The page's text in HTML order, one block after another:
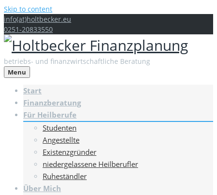
Skip to content
info(at)holtbecker.eu
0251-20833550
betriebs- und finanzwirtschaftliche Beratung
Menu
Start
Finanzberatung
Für Heilberufe
Studenten
Angestellte
Existenzgründer
niedergelassene Heilberufler
Ruheständler
Über Mich